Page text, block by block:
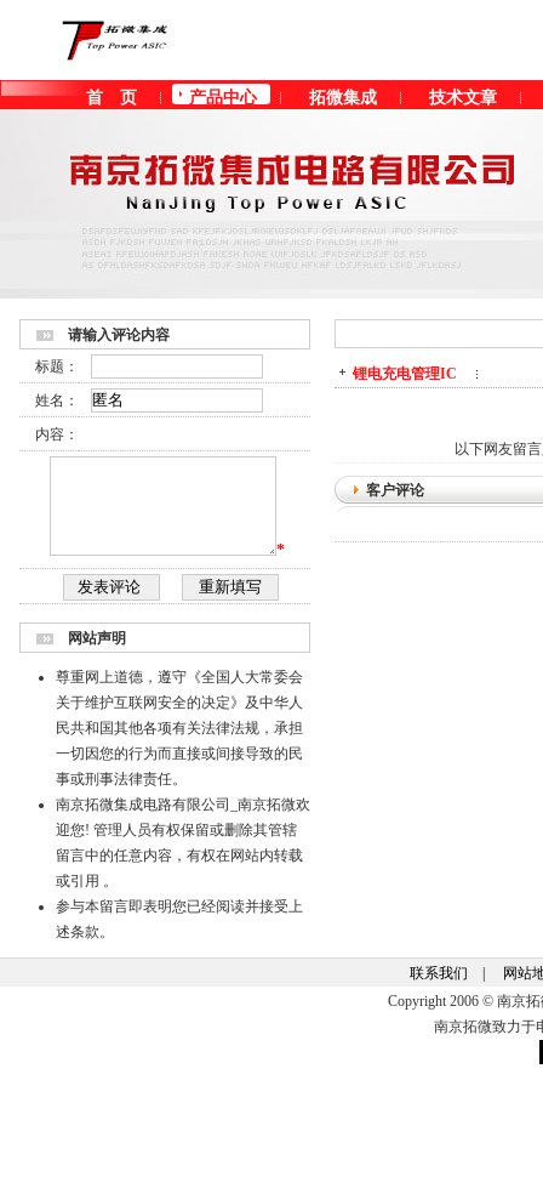
首 页 产品中心 拓微集成
技术文章
请输入评论内容
标题：
姓名：
内容：
*
网站声明
尊重网上道德，遵守《全国人大常委会
关于维护互联网安全的决定》及中华人
民共和国其他各项有关法律法规，承担
一切因您的行为而直接或间接导致的民
事或刑事法律责任。
南京拓微集成电路有限公司_南京拓微欢
迎您! 管理人员有权保留或删除其管辖
留言中的任意内容，有权在网站内转载
或引用 。
参与本留言即表明您已经阅读并接受上
述条款。
锂电充电管理IC
以下网友留
客户评论
联系我们
网站
Copyright 2006 © 南京
南京拓微致力于